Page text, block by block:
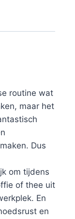
routine wat
maar het
Dus
om tijdens
of thee uit
En
en